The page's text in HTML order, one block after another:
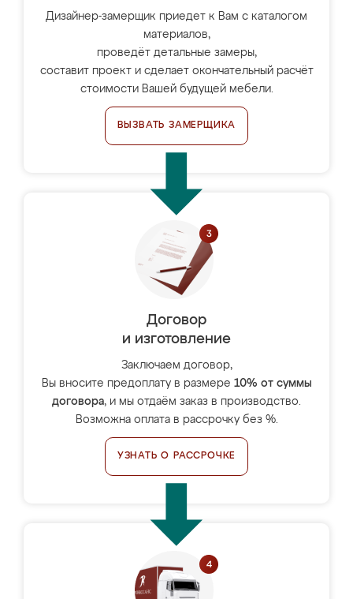
Дизайнер-замерщик приедет к Вам с каталогом
материалов,
проведёт детальные замеры,
составит проект и сделает окончательный расчёт
стоимости Вашей будущей мебели.
ВЫЗВАТЬ ЗАМЕРЩИКА
Договор
и изготовление
Заключаем договор,
Вы вносите предоплату в размере 10% от суммы
договора, и мы отдаём заказ в производство.
Возможна оплата в рассрочку без %.
УЗНАТЬ О РАССРОЧКЕ